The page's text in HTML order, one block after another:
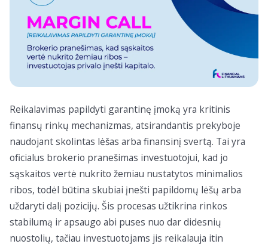
Reikalavimas papildyti garantinę įmoką yra kritinis
finansų rinkų mechanizmas, atsirandantis prekyboje
naudojant skolintas lėšas arba finansinį svertą. Tai yra
oficialus brokerio pranešimas investuotojui, kad jo
sąskaitos vertė nukrito žemiau nustatytos minimalios
ribos, todėl būtina skubiai įnešti papildomų lėšų arba
uždaryti dalį pozicijų. Šis procesas užtikrina rinkos
stabilumą ir apsaugo abi puses nuo dar didesnių
nuostolių, tačiau investuotojams jis reikalauja itin